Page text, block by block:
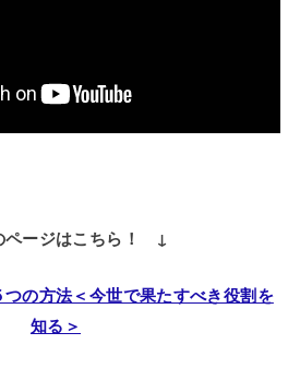
ージはこちら！ ↓
の方法＜今世で果たすべき役割を
知る＞